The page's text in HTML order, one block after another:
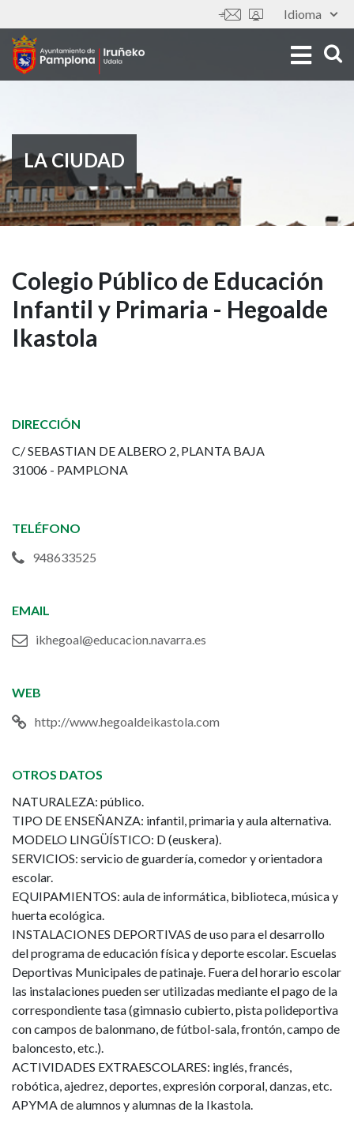
al
contenido
principal
Idioma
Tools
LA CIUDAD
Colegio
Público
de
Infantil
y
Primaria
-
Hegoalde
Colegio Público de Educación
Infantil y Primaria - Hegoalde
Ikastola
DIRECCIÓN
C/ SEBASTIAN DE ALBERO 2, PLANTA BAJA
31006 - PAMPLONA
TELÉFONO
948633525
EMAIL
ikhegoal@educacion.navarra.es
WEB
http://www.hegoaldeikastola.com
OTROS DATOS
NATURALEZA: público.
TIPO DE ENSEÑANZA: infantil, primaria y aula alternativa.
MODELO LINGÜÍSTICO: D (euskera).
SERVICIOS: servicio de guardería, comedor y orientadora
escolar.
EQUIPAMIENTOS: aula de informática, biblioteca, música y
huerta ecológica.
INSTALACIONES DEPORTIVAS de uso para el desarrollo
del programa de educación física y deporte escolar. Escuelas
Deportivas Municipales de patinaje. Fuera del horario escolar
las instalaciones pueden ser utilizadas mediante el pago de la
correspondiente tasa (gimnasio cubierto, pista polideportiva
con campos de balonmano, de fútbol-sala, frontón, campo de
baloncesto, etc.).
ACTIVIDADES EXTRAESCOLARES: inglés, francés,
robótica, ajedrez, deportes, expresión corporal, danzas, etc.
APYMA de alumnos y alumnas de la Ikastola.